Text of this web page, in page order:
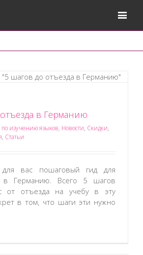
в Германию
изучению языков, Новости, Скидки,
, Статьи
для вас пошаговый гид для
в Германию. Всего 5 шагов
от отъезда на учебу в эту
в том, что шаги эти нужно